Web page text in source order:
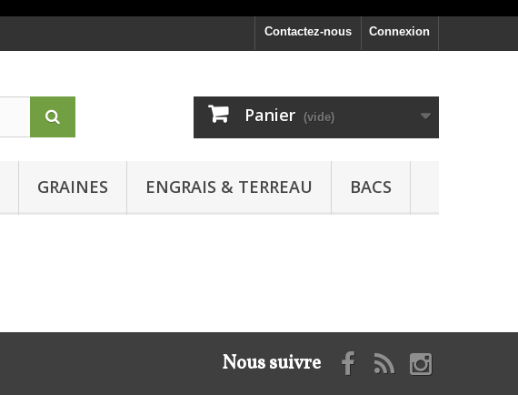
Connexion
Contactez-nous
Panier (vide)
GRAINES ENGRAIS & TERREAU BACS
Nous suivre